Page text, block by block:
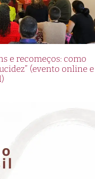
e recomeços: como
(evento online e